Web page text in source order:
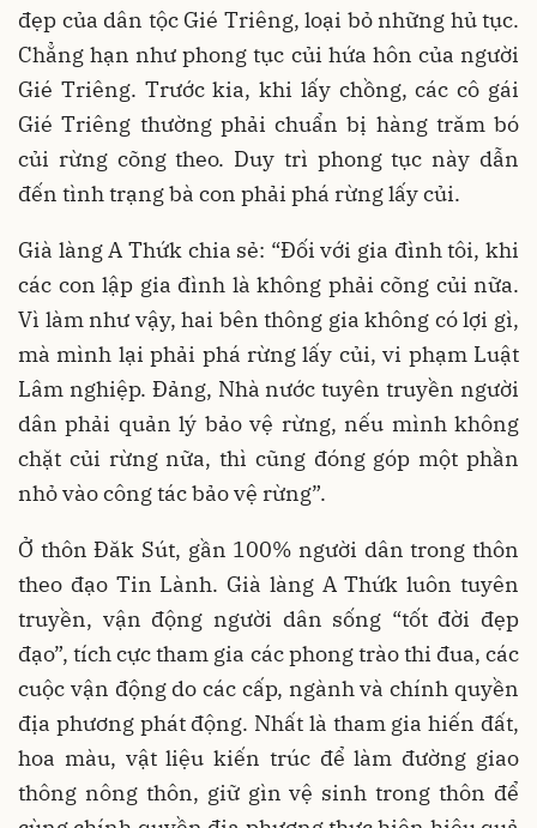
đẹp của dân tộc Gié Triêng, loại bỏ những hủ tục.
Chẳng hạn như phong tục củi hứa hôn của người
Gié Triêng. Trước kia, khi lấy chồng, các cô gái
Gié Triêng thường phải chuẩn bị hàng trăm bó
củi rừng cõng theo. Duy trì phong tục này dẫn
đến tình trạng bà con phải phá rừng lấy củi.
Già làng A Thứk chia sẻ: “Đối với gia đình tôi, khi
các con lập gia đình là không phải cõng củi nữa.
Vì làm như vậy, hai bên thông gia không có lợi gì,
mà mình lại phải phá rừng lấy củi, vi phạm Luật
Lâm nghiệp. Đảng, Nhà nước tuyên truyền người
dân phải quản lý bảo vệ rừng, nếu mình không
chặt củi rừng nữa, thì cũng đóng góp một phần
nhỏ vào công tác bảo vệ rừng”.
Ở thôn Đăk Sút, gần 100% người dân trong thôn
theo đạo Tin Lành. Già làng A Thứk luôn tuyên
truyền, vận động người dân sống “tốt đời đẹp
đạo”, tích cực tham gia các phong trào thi đua, các
cuộc vận động do các cấp, ngành và chính quyền
địa phương phát động. Nhất là tham gia hiến đất,
hoa màu, vật liệu kiến trúc để làm đường giao
thông nông thôn, giữ gìn vệ sinh trong thôn để